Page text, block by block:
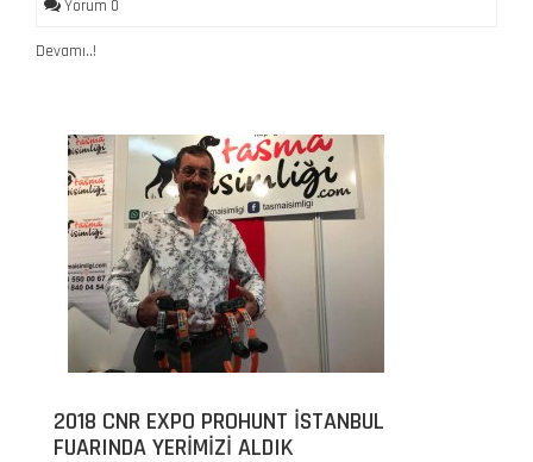
Yorum 0
Devamı..!
2018 CNR EXPO PROHUNT İSTANBUL
FUARINDA YERIMIZI ALDIK